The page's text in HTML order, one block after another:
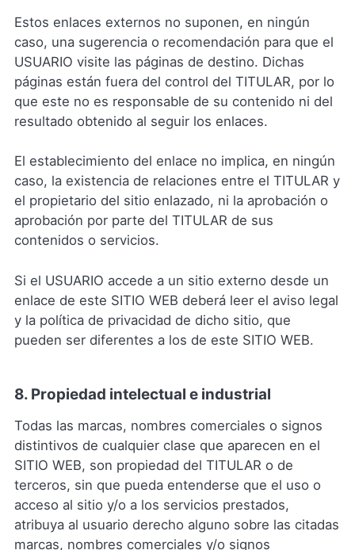
Estos enlaces externos no suponen, en ningún
caso, una sugerencia o recomendación para que el
USUARIO visite las páginas de destino. Dichas
páginas están fuera del control del TITULAR, por lo
que este no es responsable de su contenido ni del
resultado obtenido al seguir los enlaces.
El establecimiento del enlace no implica, en ningún
caso, la existencia de relaciones entre el TITULAR y
el propietario del sitio enlazado, ni la aprobación o
aprobación por parte del TITULAR de sus
contenidos o servicios.
Si el USUARIO accede a un sitio externo desde un
enlace de este SITIO WEB deberá leer el aviso legal
y la política de privacidad de dicho sitio, que
pueden ser diferentes a los de este SITIO WEB.
8. Propiedad intelectual e industrial
Todas las marcas, nombres comerciales o signos
distintivos de cualquier clase que aparecen en el
SITIO WEB, son propiedad del TITULAR o de
terceros, sin que pueda entenderse que el uso o
acceso al sitio y/o a los servicios prestados,
atribuya al usuario derecho alguno sobre las citadas
marcas, nombres comerciales y/o signos